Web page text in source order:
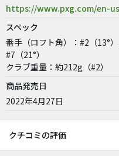
https://www.pxg.com/en-
スペック
番手（ロフト角）：#2（13°
#7（21°）
クラブ重量：約212g（#2）
商品発売日
2022年4月27日
クチコミの評価